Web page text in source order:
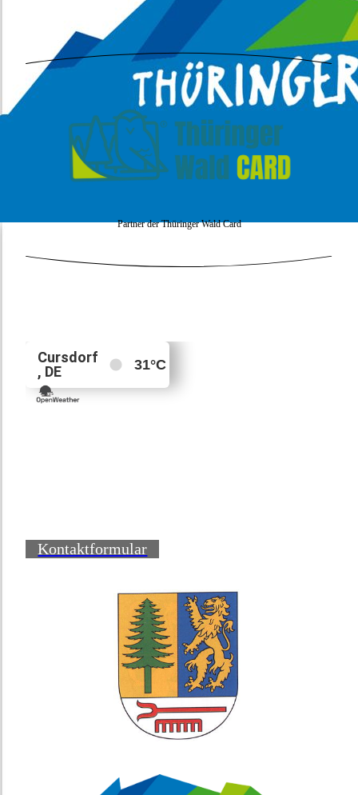
Partner der Thüringer Wald Card
Kontaktformular